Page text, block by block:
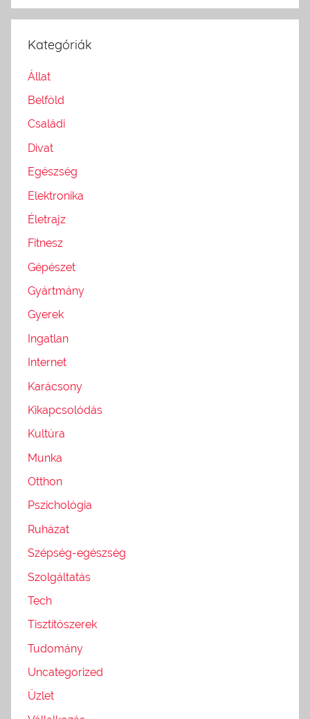
Kategóriák
Állat
Belföld
Családi
Divat
Egészség
Elektronika
Életrajz
Fitnesz
Gépészet
Gyártmány
Gyerek
Ingatlan
Internet
Karácsony
Kikapcsolódás
Kultúra
Munka
Otthon
Pszichológia
Ruházat
Szépség-egészség
Szolgáltatás
Tech
Tisztítószerek
Tudomány
Uncategorized
Üzlet